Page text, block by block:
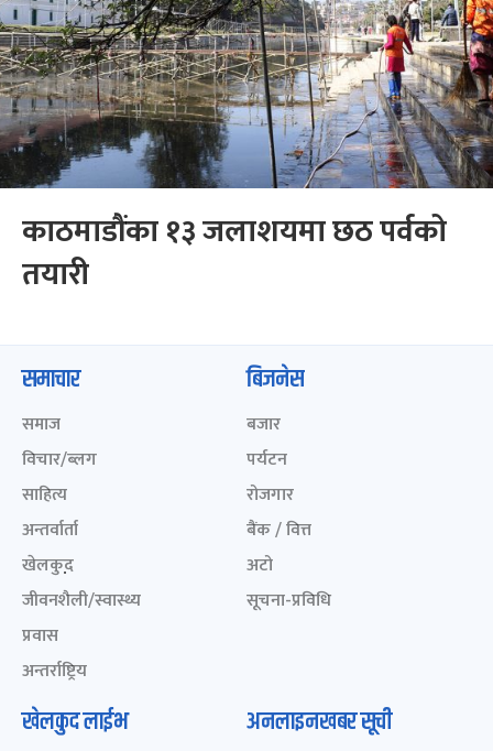
काठमाडौंका १३ जलाशयमा छठ पर्वको
तयारी
समाचार
समाज
विचार/ब्लग
साहित्य
अन्तर्वार्ता
खेलकुद़़
जीवनशैली/स्वास्थ्य
प्रवास
अन्तर्राष्ट्रिय
बिजनेस
बजार
पर्यटन
रोजगार
बैंक / वित्त
अटो
सूचना-प्रविधि
खेलकुद लाईभ अनलाइनखबर सूची